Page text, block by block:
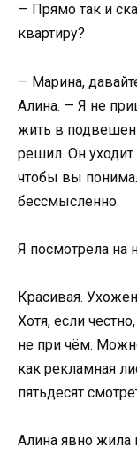
— Прямо так и
квартиру?
— Марина,
Алина. — Я не
жить в
решил. Он
чтобы вы
бессмысленно.
Я посмотрела на
Красивая.
Хотя, если
не при чём.
как рекламная
пятьдесят
Алина явно жила